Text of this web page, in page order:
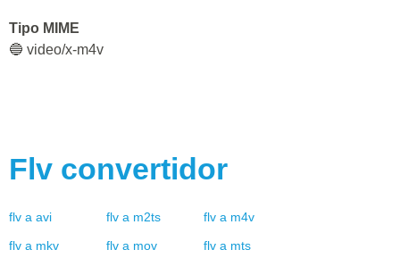
Tipo MIME
🔵 video/x-m4v
Flv convertidor
flv a avi flv a m2ts flv a m4v
flv a mkv flv a mov flv a mts